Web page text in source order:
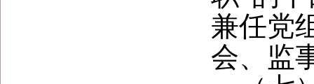
兼任党
会、监